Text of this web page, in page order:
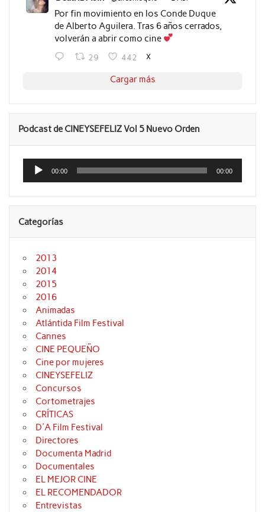
Por fin movimiento en los Conde Duque
de Alberto Aguilera. Tras 6 años cerrados,
volverán a abrir como cine
29 442 X
Cargar más
Podcast de CINEYSEFELIZ Vol 5 Nuevo Orden
audio
00:00 00:00
Categorías
2013
2014
2015
2016
Animadas
Atlántida Film Festival
Cannes
CINE PEQUEÑO
Cine por mujeres
CINEYSEFELIZ
Concursos
Cortometrajes
CRÍTICAS
D'A Film Festival
Directores
Documenta Madrid
Documentales
EL MEJOR CINE
EL RECOMENDADOR
Entrevistas